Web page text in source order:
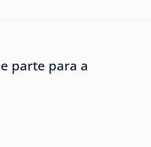
parte para a